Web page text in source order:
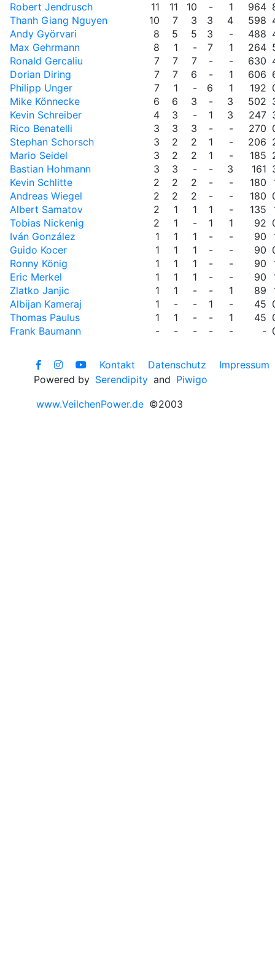
Robert Jendrusch
11 11 10 - 1 964
Thanh Giang Nguyen
10 7 3 3 4 598
Andy Györvari
8 5 5 3 - 488
Max Gehrmann
8 1 - 7 1 264
Ronald Gercaliu
7 7 7 - - 630
Dorian Diring
7 7 6 - 1 606
Philipp Unger
7 1 - 6 1 192
Mike Könnecke
6 6 3 - 3 502
Kevin Schreiber
4 3 - 1 3 247
Rico Benatelli
3 3 3 - - 270
Stephan Schorsch
3 2 2 1 - 206
Mario Seidel
3 2 2 1 - 185
Bastian Hohmann
3 3 - - 3 161
Kevin Schlitte
2 2 2 - - 180
Andreas Wiegel
2 2 2 - - 180
Albert Samatov
2 1 1 1 - 135
Tobias Nickenig
2 1 - 1 1 92
Iván González
1 1 1 - - 90
Guido Kocer
1 1 1 - - 90
Ronny König
1 1 1 - - 90
Eric Merkel
1 1 1 - - 90
Zlatko Janjic
1 1 - - 1 89
Albijan Kameraj
1 - - 1 - 45
Thomas Paulus
1 1 - - 1 45
Frank Baumann
- - - - - -
Kontakt Datenschutz
Impressum
Powered by Serendipity and Piwigo
www.VeilchenPower.de ©2003